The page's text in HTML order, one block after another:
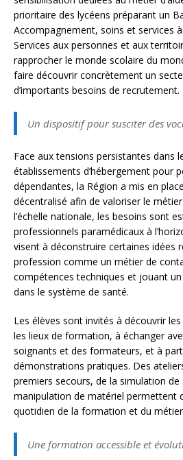
prioritaire des lycéens préparant un
Accompagnement, soins et services
Services aux personnes et aux
rapprocher le monde scolaire du
faire découvrir concrètement un
d’importants besoins de recrutement.
Un dispositif pour susciter des
Face aux tensions persistantes dans
établissements d’hébergement pour
dépendantes, la Région a mis en
décentralisé afin de valoriser le métier
l’échelle nationale, les besoins sont
professionnels paramédicaux à
visent à déconstruire certaines idées
profession comme un métier de
compétences techniques et jouant
dans le système de santé.
Les élèves sont invités à découvrir
les lieux de formation, à échanger
soignants et des formateurs, et à
démonstrations pratiques. Des
premiers secours, de la simulation de
manipulation de matériel permettent
quotidien de la formation et du
Une formation accessible et